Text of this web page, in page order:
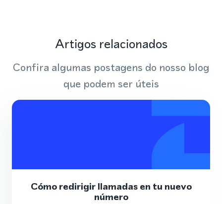
Artigos relacionados
Confira algumas postagens do nosso blog
que podem ser úteis
Cómo redirigir llamadas en tu nuevo
número